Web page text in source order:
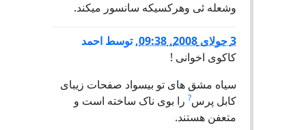
وشعله ئی وهرکسیکه سانسور میکند.
3 جولای 2008, 09:38 ,توسط احمد
کاکوی اخوانی !
سیاه مشق های تو بیسواد صفحات زیبای
کابل پرس? را بوی ناک ساخته است و
متعفن هستند.